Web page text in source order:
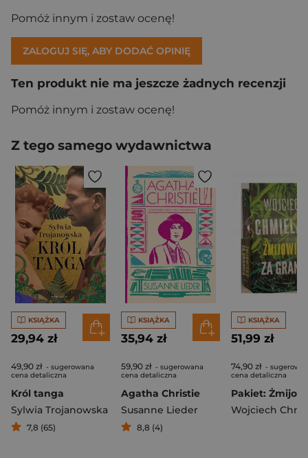
Pomóż innym i zostaw ocenę!
ZALOGUJ SIĘ, ABY DODAĆ OPINIĘ
Ten produkt nie ma jeszcze żadnych recenzji
Pomóż innym i zostaw ocenę!
Z tego samego wydawnictwa
KSIĄŻKA
29,94 zł
49,90 zł - sugerowana
cena detaliczna
Król tanga
Sylwia Trojanowska
7,8 (65)
KSIĄŻKA
35,94 zł
59,90 zł - sugerowana
cena detaliczna
Agatha Christie
Susanne Lieder
8,8 (4)
KSIĄŻKA
51,99 zł
74,90 zł -
cena detaliczna
Wojciech